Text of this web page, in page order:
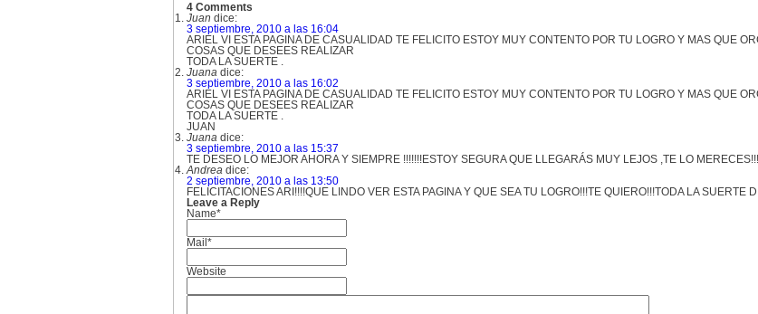
4 Comments
Juan dice:
3 septiembre, 2010 a las 16:04
ARIEL VI ESTA PAGINA DE CASUALIDAD TE FELICITO ESTOY MUY CONTENTO POR TU LOGRO Y MAS QUE
COSAS QUE DESEES REALIZAR
TODA LA SUERTE .
Juana dice:
3 septiembre, 2010 a las 16:02
ARIEL VI ESTA PAGINA DE CASUALIDAD TE FELICITO ESTOY MUY CONTENTO POR TU LOGRO Y MAS QUE
COSAS QUE DESEES REALIZAR
TODA LA SUERTE .
JUAN
Juana dice:
3 septiembre, 2010 a las 15:37
TE DESEO LO MEJOR AHORA Y SIEMPRE !!!!!!!ESTOY SEGURA QUE LLEGARÁS MUY LEJOS ,TE LO
Andrea dice:
2 septiembre, 2010 a las 13:50
FELICITACIONES ARI!!!!QUE LINDO VER ESTA PAGINA Y QUE SEA TU LOGRO!!!TE QUIERO!!!TODA LA SUERTE
Leave a Reply
Name*
Mail*
Website